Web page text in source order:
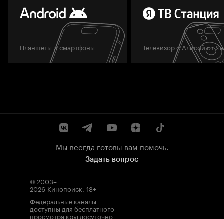
Планшеты и смартфоны Телевизор с Алисой от
Мы всегда готовы вам помочь.
Задать вопрос
© 2003–
2026 Кинопоиск. 18+
Федеральные каналы
доступны для бесплатного
просмотра круглосуточно